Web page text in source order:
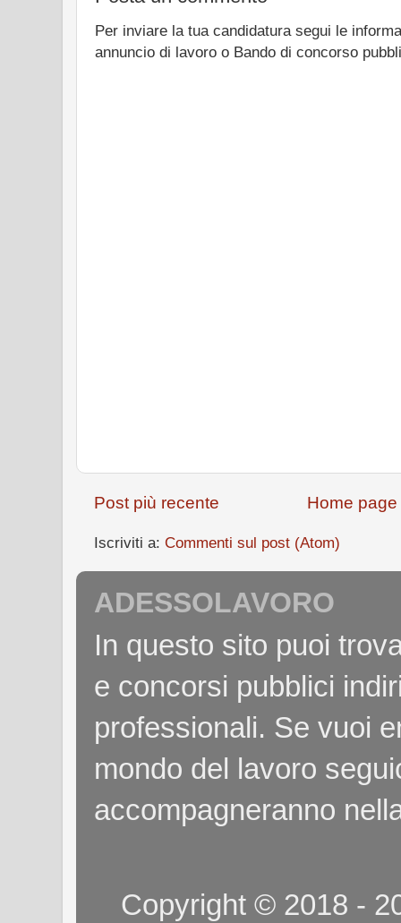
Per inviare la tua candidatura segui le
annuncio di lavoro o Bando di concorso
Post più recente Home page
Iscriviti a: Commenti sul post (Atom)
ADESSOLAVORO
In questo sito puoi
e concorsi pubblici
professionali. Se vuoi
mondo del lavoro
accompagneranno
Copyright © 2018 -